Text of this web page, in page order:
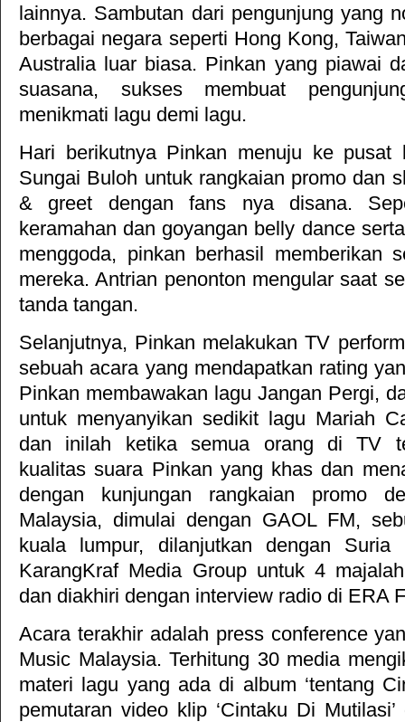
lainnya. Sambutan dari pengunjung yang
berbagai negara seperti Hong Kong,
Australia luar biasa. Pinkan yang piawai
suasana, sukses membuat
menikmati lagu demi lagu.
Hari berikutnya Pinkan menuju ke pusat
Sungai Buloh untuk rangkaian promo dan
& greet dengan fans nya disana.
keramahan dan goyangan belly dance
menggoda, pinkan berhasil memberikan
mereka. Antrian penonton mengular saat
tanda tangan.
Selanjutnya, Pinkan melakukan TV
sebuah acara yang mendapatkan rating
Pinkan membawakan lagu Jangan Pergi,
untuk menyanyikan sedikit lagu Mariah
dan inilah ketika semua orang di TV
kualitas suara Pinkan yang khas dan
dengan kunjungan rangkaian promo
Malaysia, dimulai dengan GAOL FM,
kuala lumpur, dilanjutkan dengan Suria
KarangKraf Media Group untuk 4
dan diakhiri dengan interview radio di ERA
Acara terakhir adalah press conference
Music Malaysia. Terhitung 30 media
materi lagu yang ada di album ‘tentang
pemutaran video klip ‘Cintaku Di Mutilasi’